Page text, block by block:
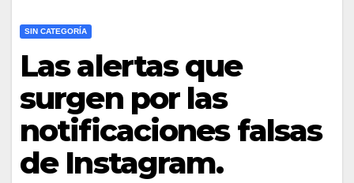
SIN CATEGORÍA
Las alertas que
surgen por las
notificaciones falsas
de Instagram.